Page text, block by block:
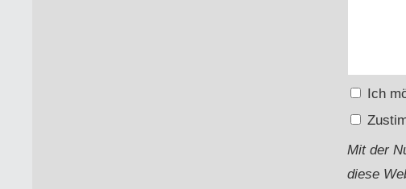
Ich
Mit der
diese